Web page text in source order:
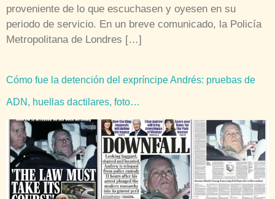
proveniente de lo que escuchasen y oyesen en su
periodo de servicio. En un breve comunicado, la Policía
Metropolitana de Londres […]
Cómo fue la detención del expríncipe Andrés: pruebas de
ADN, huellas dactilares, foto…